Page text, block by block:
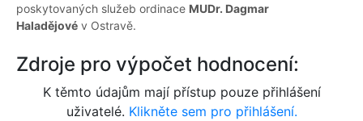
poskytovaných služeb ordinace MUDr. Dagmar
Haladějové v Ostravě.
Zdroje pro výpočet hodnocení:
K těmto údajům mají přístup pouze přihlášení
uživatelé. Klikněte sem pro přihlášení.